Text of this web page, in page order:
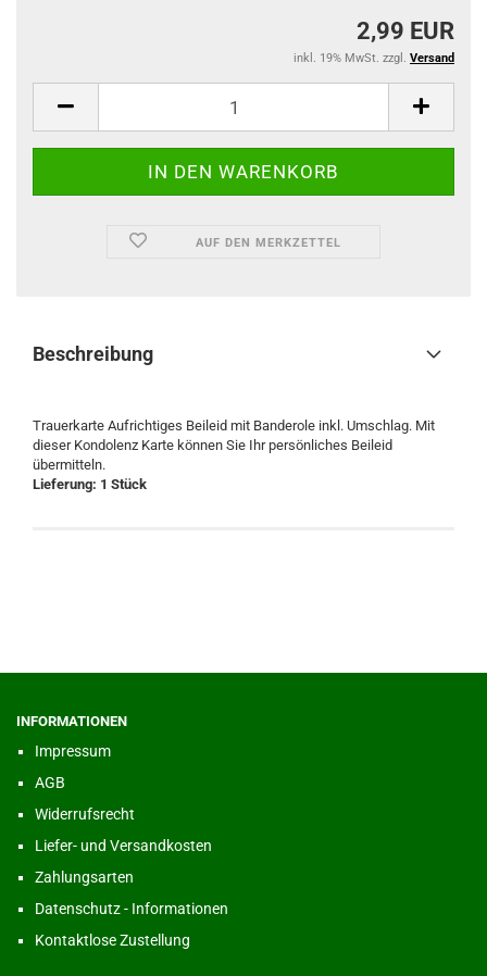
2,99 EUR
inkl. 19% MwSt. zzgl. Versand
AUF DEN MERKZETTEL
Beschreibung
Trauerkarte Aufrichtiges Beileid mit Banderole inkl. Umschlag. Mit
dieser Kondolenz Karte können Sie Ihr persönliches Beileid
übermitteln.
Lieferung: 1 Stück
INFORMATIONEN
Impressum
AGB
Widerrufsrecht
Liefer- und Versandkosten
Zahlungsarten
Datenschutz - Informationen
Kontaktlose Zustellung